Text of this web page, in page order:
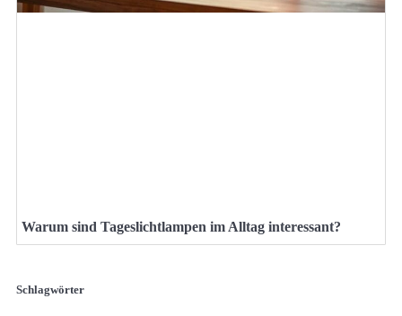
Warum sind Tageslichtlampen im Alltag interessant?
Schlagwörter